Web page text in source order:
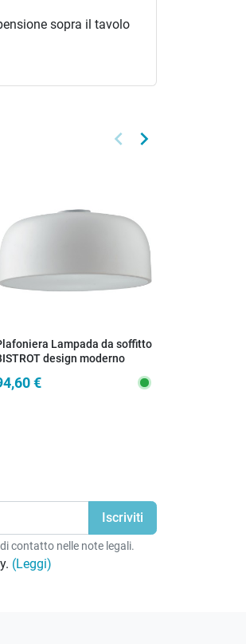
sopra il tavolo
Precedente
keyboard_arrow_left Successivo
keyboard_arrow_right
Lampada da soffitto
design moderno
€
contatto nelle note legali.
(Leggi)